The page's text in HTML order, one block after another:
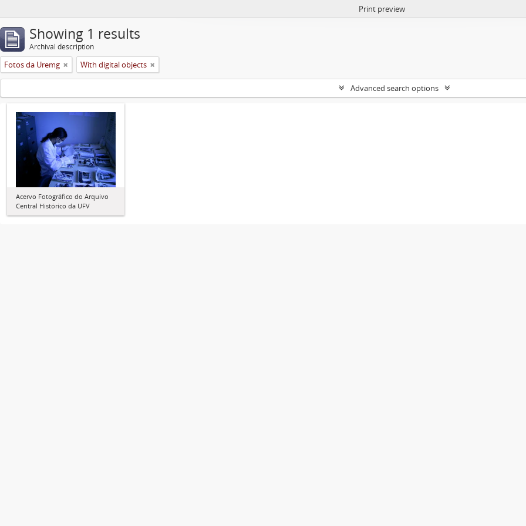
Print preview
Showing 1 results
Archival description
Fotos da Uremg With digital objects
Advanced search options
Acervo Fotográfico do Arquivo
Central Histórico da UFV